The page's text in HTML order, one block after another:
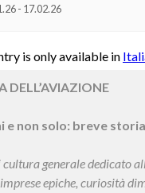
- 17.02.26
is only available in
DELL’AVIAZIONE
e non solo: breve
cultura generale dedicato
epiche, curiosità